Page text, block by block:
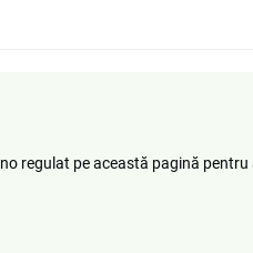
regulat pe această pagină